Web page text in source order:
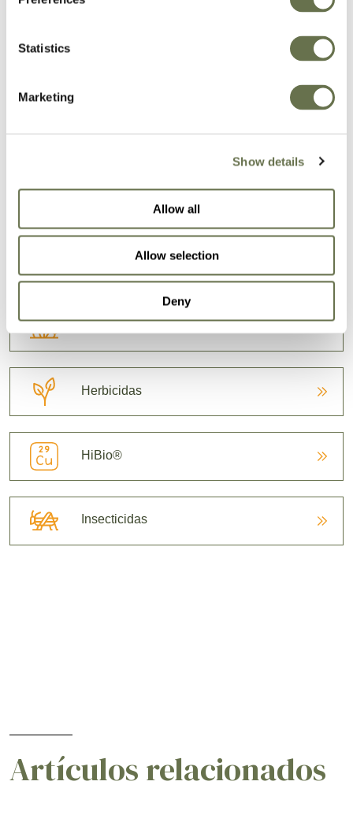
Statistics
Marketing
Show details
Allow all
Allow selection
Deny
Protección de cultivos
en la que puede confiar
Nuestra amplia cartera de fórmulas eficaces
ayudará a su cultivo a alcanzar todo su
potencial de rendimiento.
Fungicidas
Herbicidas
HiBio®
Insecticidas
Artículos relacionados